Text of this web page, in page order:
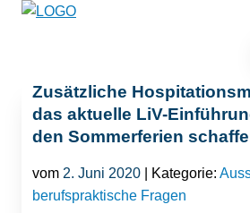
Zusätzliche
das aktuelle LiV-
den Sommerferien
vom 2. Juni 2020 | Kategorie:
berufspraktische Fragen